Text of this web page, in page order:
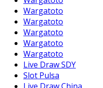
Wargatoto
Wargatoto
Wargatoto
Wargatoto
Wargatoto
Live Draw SDY
Slot Pulsa